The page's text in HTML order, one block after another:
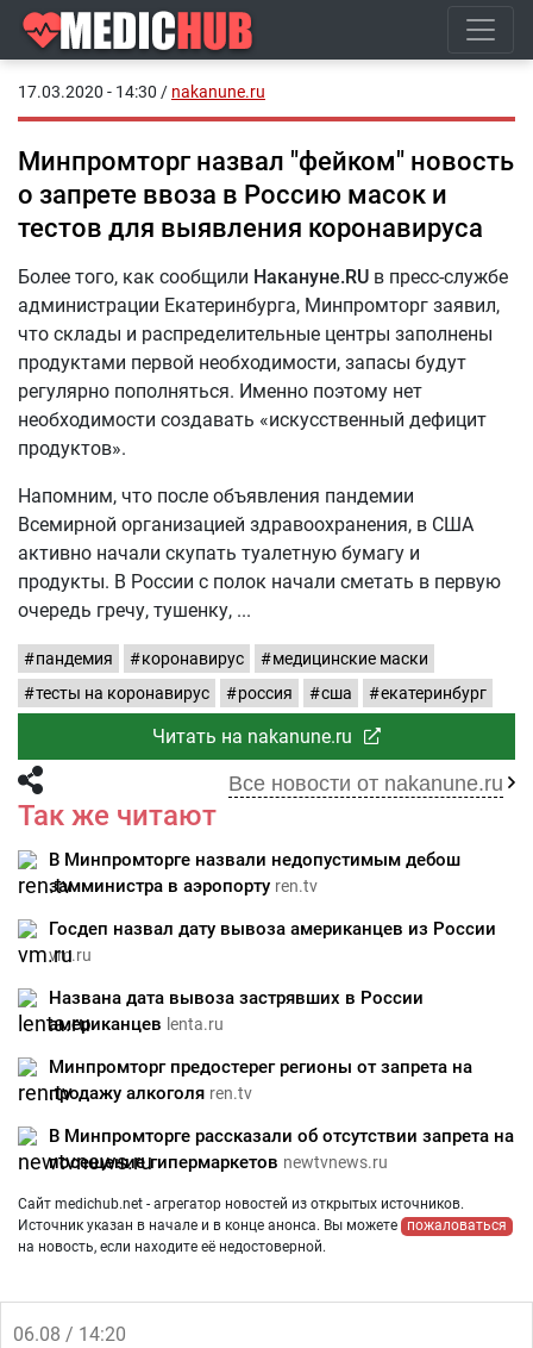
17.03.2020 - 14:30 / nakanune.ru
Минпромторг назвал "фейком" новость
о запрете ввоза в Россию масок и
тестов для выявления коронавируса
Более того, как сообщили Накануне.RU в пресс-службе
администрации Екатеринбурга, Минпромторг заявил,
что склады и распределительные центры заполнены
продуктами первой необходимости, запасы будут
регулярно пополняться. Именно поэтому нет
необходимости создавать «искусственный дефицит
продуктов».
Напомним, что после объявления пандемии
Всемирной организацией здравоохранения, в США
активно начали скупать туалетную бумагу и
продукты. В России с полок начали сметать в первую
очередь гречу, тушенку,
пандемия коронавирус
медицинские маски
тесты на коронавирус
россия сша екатеринбург
Читать на nakanune.ru
Все новости от nakanune.ru
Так же читают
В Минпромторге назвали недопустимым дебош
замминистра в аэропорту ren.tv
Госдеп назвал дату вывоза американцев из России
vm.ru
Названа дата вывоза застрявших в России
американцев lenta.ru
Минпромторг предостерег регионы от запрета на
продажу алкоголя ren.tv
В Минпромторге рассказали об отсутствии запрета на
посещение гипермаркетов newtvnews.ru
Сайт medichub.net - агрегатор новостей из открытых источников.
Источник указан в начале и в конце анонса. Вы можете
пожаловаться
на новость, если находите её недостоверной.
06.08 / 14:20